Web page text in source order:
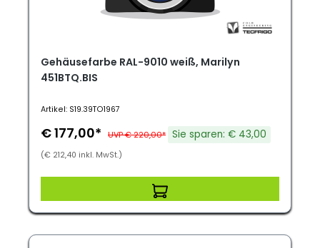
Gehäusefarbe RAL-9010 weiß, Marilyn
451BTQ.BIS
Artikel: S19.39TO1967
€ 177,00* UVP € 220,00* Sie sparen: € 43,00
(€ 212,40 inkl. MwSt.)